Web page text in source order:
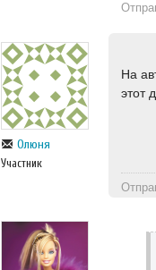
Олюня
Участник
На
этот